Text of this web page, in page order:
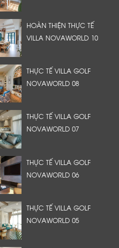
HOÀN THIỆN THỰC TẾ
VILLA NOVAWORLD 10
THỰC TẾ VILLA GOLF
NOVAWORLD 08
THỰC TẾ VILLA GOLF
NOVAWORLD 07
THỰC TẾ VILLA GOLF
NOVAWORLD 06
THỰC TẾ VILLA GOLF
NOVAWORLD 05